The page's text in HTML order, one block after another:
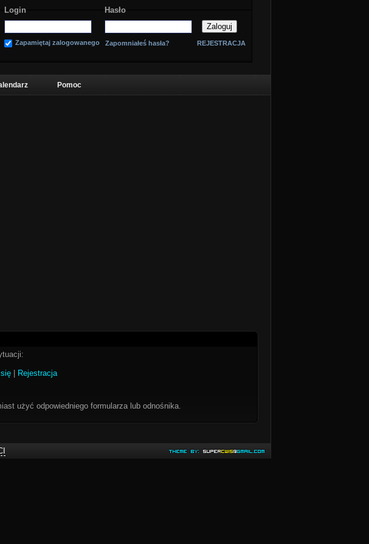
Login Hasło
Zapamiętaj zalogowanego Zapomniałeś hasła? REJESTRACJA
Pomoc
Rejestracja
użyć odpowiedniego formularza lub odnośnika.